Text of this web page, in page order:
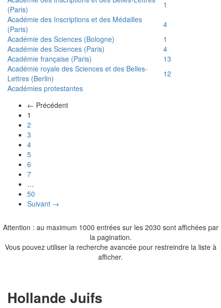
(Paris)
1
Académie des Inscriptions et des Médailles
(Paris)
4
Académie des Sciences (Bologne)
1
Académie des Sciences (Paris)
4
Académie française (Paris)
13
Académie royale des Sciences et des Belles-
Lettres (Berlin)
12
Académies protestantes
← Précédent
1
2
3
4
5
6
7
…
50
Suivant →
Attention : au maximum 1000 entrées sur les 2030 sont affichées par
la pagination.
Vous pouvez utiliser la recherche avancée pour restreindre la liste à
afficher.
Hollande Juifs